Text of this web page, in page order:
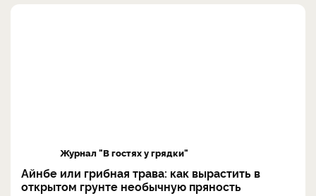
Журнал "В гостях у грядки"
Айнбе или грибная трава: как вырастить в
открытом грунте необычную пряность